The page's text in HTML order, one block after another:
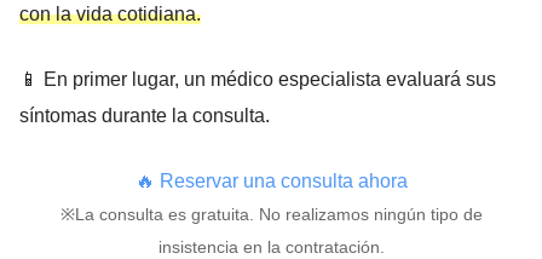
con la vida cotidiana.
📱 En primer lugar, un médico especialista evaluará sus
síntomas durante la consulta.
🔥 Reservar una consulta ahora
※La consulta es gratuita. No realizamos ningún tipo de
insistencia en la contratación.